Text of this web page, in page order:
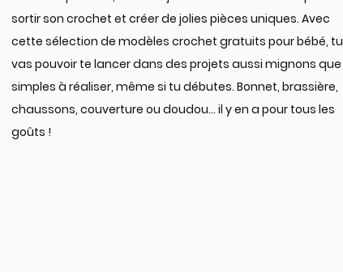
sortir son crochet et créer de jolies pièces uniques. Avec
cette sélection de modèles crochet gratuits pour bébé, tu
vas pouvoir te lancer dans des projets aussi mignons que
simples à réaliser, même si tu débutes. Bonnet, brassière,
chaussons, couverture ou doudou… il y en a pour tous les
goûts !